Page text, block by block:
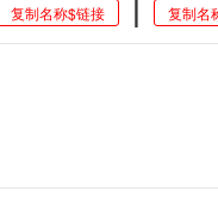
复制名称$链接 复制名